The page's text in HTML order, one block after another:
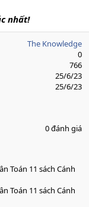
nhất!
The Knowledge
0
766
25/6/23
25/6/23
0 đánh giá
Toán 11 sách Cánh
Toán 11 sách Cánh